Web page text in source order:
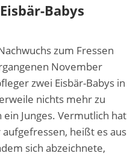
Babys
zum Fressen
November
zwei Eisbär-Babys in
nichts mehr zu
Junges. Vermutlich hat
heißt es aus
sich abzeichnete,